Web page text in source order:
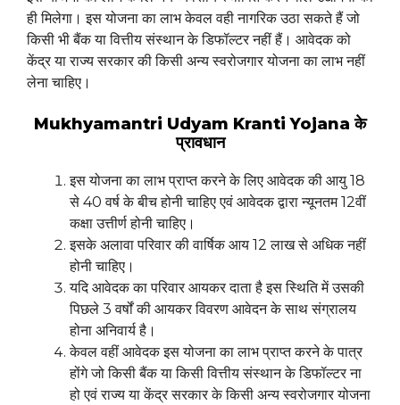
ही मिलेगा। इस योजना का लाभ केवल वही नागरिक उठा सकते हैं जो
किसी भी बैंक या वित्तीय संस्थान के डिफॉल्टर नहीं हैं। आवेदक को
केंद्र या राज्य सरकार की किसी अन्य स्वरोजगार योजना का लाभ नहीं
लेना चाहिए।
Mukhyamantri Udyam Kranti Yojana के
प्रावधान
इस योजना का लाभ प्राप्त करने के लिए आवेदक की आयु 18
से 40 वर्ष के बीच होनी चाहिए एवं आवेदक द्वारा न्यूनतम 12वीं
कक्षा उत्तीर्ण होनी चाहिए।
इसके अलावा परिवार की वार्षिक आय 12 लाख से अधिक नहीं
होनी चाहिए।
यदि आवेदक का परिवार आयकर दाता है इस स्थिति में उसकी
पिछले 3 वर्षों की आयकर विवरण आवेदन के साथ संग्रालय
होना अनिवार्य है।
केवल वहीं आवेदक इस योजना का लाभ प्राप्त करने के पात्र
होंगे जो किसी बैंक या किसी वित्तीय संस्थान के डिफॉल्टर ना
हो एवं राज्य या केंद्र सरकार के किसी अन्य स्वरोजगार योजना